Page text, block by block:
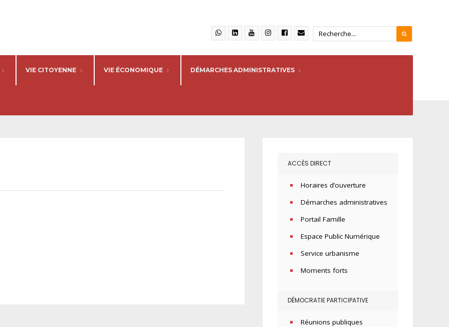
VIE CITOYENNE VIE ÉCONOMIQUE DÉMARCHES ADMINISTRATIVES
ACCÈS DIRECT
Horaires d’ouverture
Démarches administratives
Portail Famille
Espace Public Numérique
Service urbanisme
Moments forts
DÉMOCRATIE PARTICIPATIVE
Réunions publiques